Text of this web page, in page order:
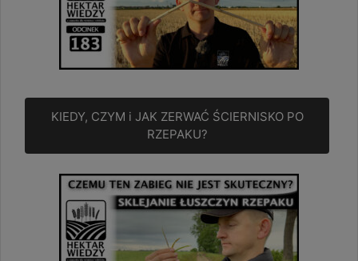
KIEDY, CZYM i JAK ZERWAĆ ŚCIERNISKO PO
RZEPAKU?